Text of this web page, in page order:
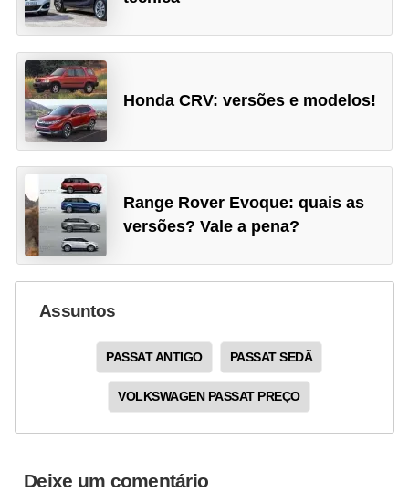
Honda CRV: versões e modelos!
Range Rover Evoque: quais as
versões? Vale a pena?
Assuntos
PASSAT ANTIGO PASSAT SEDÃ
VOLKSWAGEN PASSAT PREÇO
Deixe um comentário